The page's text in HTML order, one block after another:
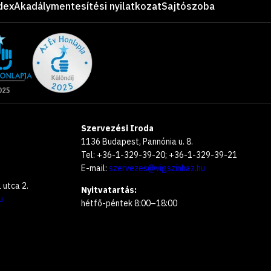
Akadálymentesítési nyilatkozatSajtószoba
utca 2.
Szervezési Iroda
1136 Budapest, Pannónia u. 8.
Tel: +36-1-329-39-20; +36-1-329-39-21
E-mail: szervezes@vigszinhaz.hu
Nyitvatartás:
hétfő-péntek 8:00–18:00